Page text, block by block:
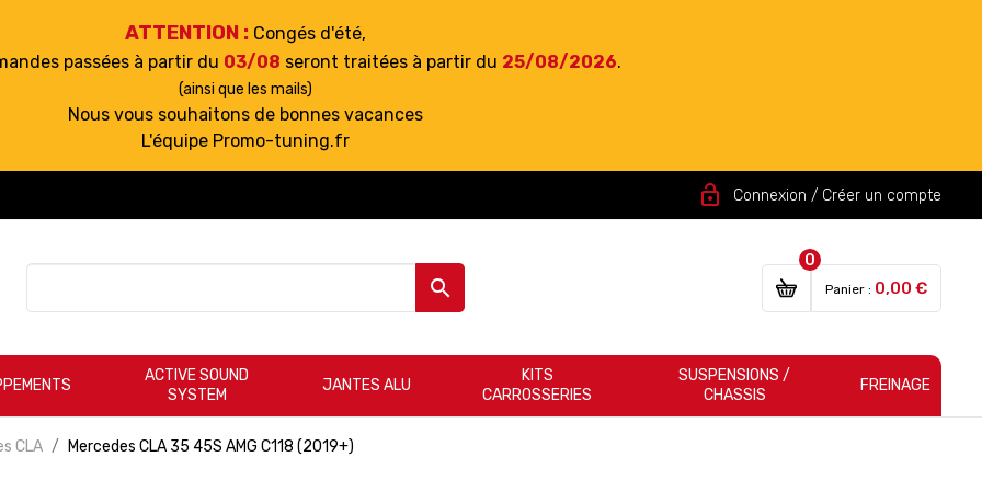
ATTENTION : Congés d'été,
passées à partir du 03/08 seront traitées à partir du 25/08/2026.
(ainsi que les mails)
Nous vous souhaitons de bonnes vacances
L'équipe Promo-tuning.fr
lock_open Connexion / Créer un compte

0
Panier : 0,00 €
ACTIVE SOUND
SYSTEM
JANTES ALU
KITS
CARROSSERIES
SUSPENSIONS /
CHASSIS
FREINAGE
CLA Mercedes CLA 35 45S AMG C118 (2019+)